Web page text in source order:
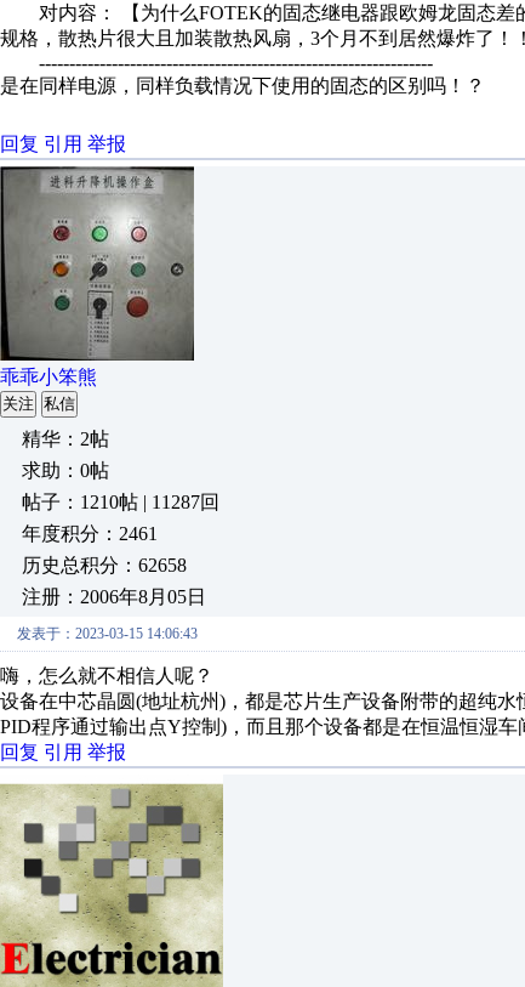
对内容： 【为什么FOTEK的固态继电器跟欧姆龙固态差
规格，散热片很大且加装散热风扇，3个月不到居然爆炸了！
-----------------------------------------------------------------
是在同样电源，同样负载情况下使用的固态的区别吗！？
回复 引用 举报
乖乖小笨熊
关注 私信
精华：2帖
求助：0帖
帖子：1210帖 | 11287回
年度积分：2461
历史总积分：62658
注册：2006年8月05日
发表于：2023-03-15 14:06:43
嗨，怎么就不相信人呢？
设备在中芯晶圆(地址杭州)，都是芯片生产设备附带的超纯
PID程序通过输出点Y控制)，而且那个设备都是在恒温恒湿车
回复 引用 举报